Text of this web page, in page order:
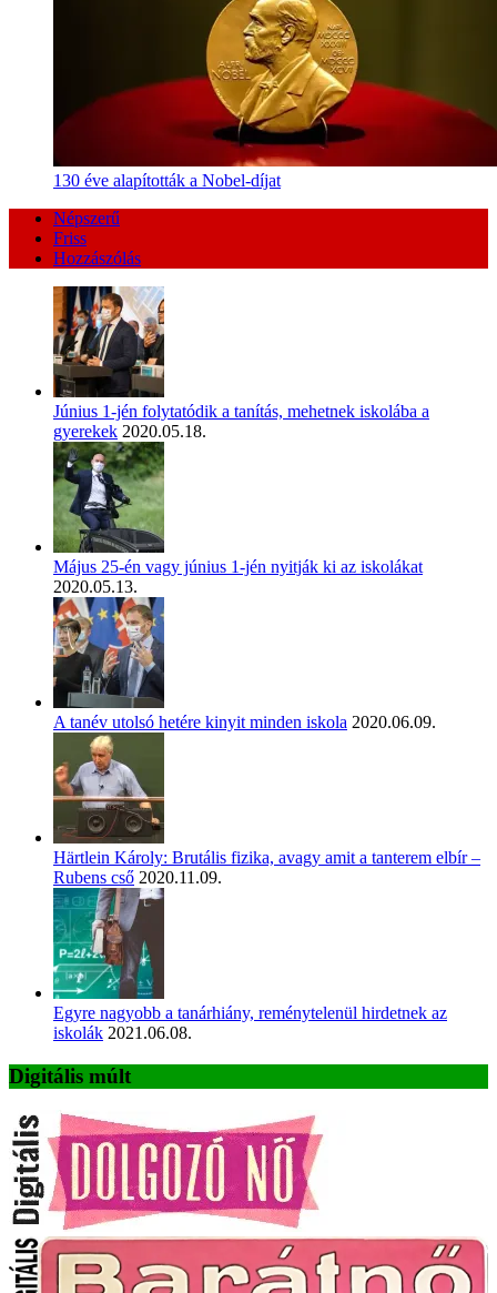
130 éve alapították a Nobel-díjat
Népszerű
Friss
Hozzászólás
Június 1-jén folytatódik a tanítás, mehetnek iskolába a
gyerekek 2020.05.18.
Május 25-én vagy június 1-jén nyitják ki az iskolákat
2020.05.13.
A tanév utolsó hetére kinyit minden iskola 2020.06.09.
Härtlein Károly: Brutális fizika, avagy amit a tanterem elbír –
Rubens cső 2020.11.09.
Egyre nagyobb a tanárhiány, reménytelenül hirdetnek az
iskolák 2021.06.08.
Digitális múlt